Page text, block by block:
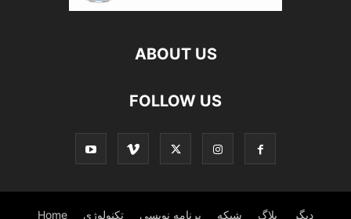
ABOUT US
FOLLOW US
دیگر بلاگ شبکه برنامه نویسی تکنولوژی Home